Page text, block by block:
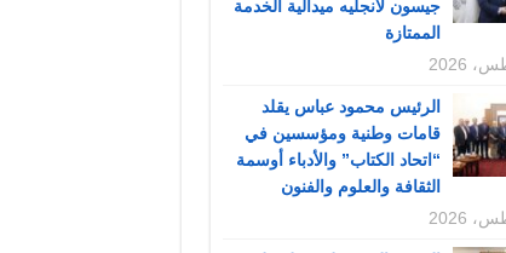
جيسون لانجليه ميدالية الخدمة
الممتازة
الرئيس محمود عباس يقلد
قامات وطنية ومؤسسين في
“اتحاد الكتاب” والأدباء أوسمة
الثقافة والعلوم والفنون